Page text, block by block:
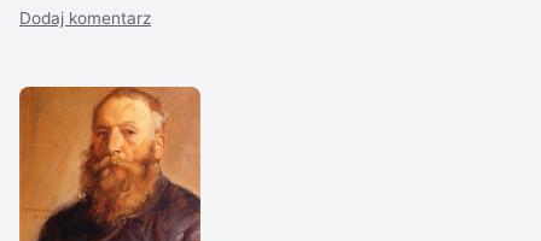
Dodaj komentarz